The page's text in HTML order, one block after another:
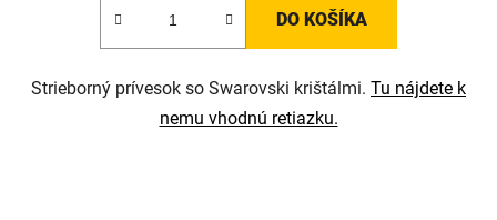
DO KOŠÍKA
Strieborný prívesok so Swarovski krištálmi. Tu nájdete k
nemu vhodnú retiazku.